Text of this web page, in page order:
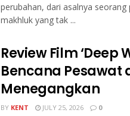
perubahan, dari asalnya
makhluk yang tak ...
Review Film ‘Deep
Bencana Pesawat
Menegangkan
BY KENT JULY 25, 2026 0